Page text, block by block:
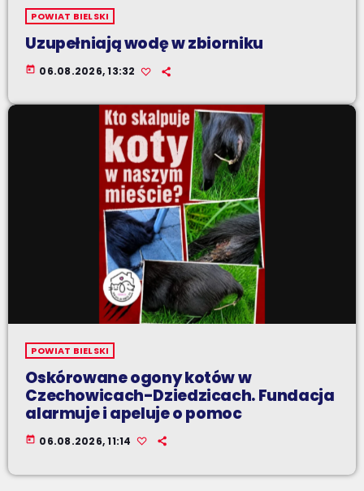
POWIAT BIELSKI
Uzupełniają wodę w zbiorniku
today 06.08.2026, 13:32
POWIAT BIELSKI
Oskórowane ogony kotów w
Czechowicach-Dziedzicach. Fundacja
alarmuje i apeluje o pomoc
today 06.08.2026, 11:14